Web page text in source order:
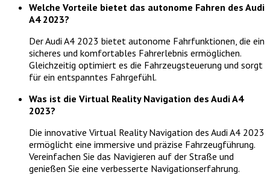
Welche Vorteile bietet das autonome Fahren des Audi
A4 2023?
Der Audi A4 2023 bietet autonome Fahrfunktionen, die ein
sicheres und komfortables Fahrerlebnis ermöglichen.
Gleichzeitig optimiert es die Fahrzeugsteuerung und sorgt
für ein entspanntes Fahrgefühl.
Was ist die Virtual Reality Navigation des Audi A4
2023?
Die innovative Virtual Reality Navigation des Audi A4 2023
ermöglicht eine immersive und präzise Fahrzeugführung.
Vereinfachen Sie das Navigieren auf der Straße und
genießen Sie eine verbesserte Navigationserfahrung.